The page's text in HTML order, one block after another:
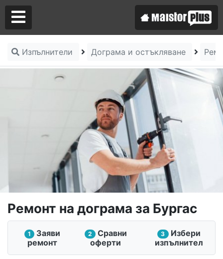
Изпълнители Дограма и остъкляване
Ремонт на дограма за Бургас
1
Заяви
ремонт
2
Сравни
оферти
3
Избери
изпълнител
Аз съм майстор